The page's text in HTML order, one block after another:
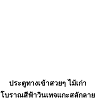
ประตูทางเข้าสวยๆ ไม้เก่า
โบราณสีฟ้าวินเทจแกะสลักลาย